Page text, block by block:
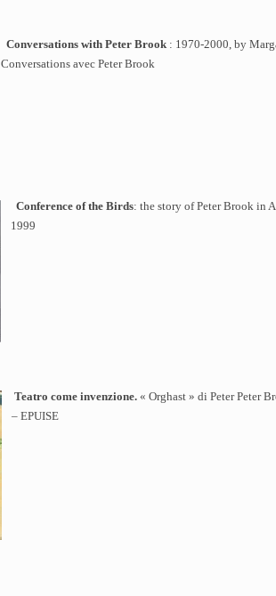
Conversations with Peter Brook : 1970-2000, by
Conversations avec Peter Brook
Conference of the Birds: the story of Peter Brook in
1999
Teatro come invenzione. « Orghast » di Peter Peter
– EPUISE